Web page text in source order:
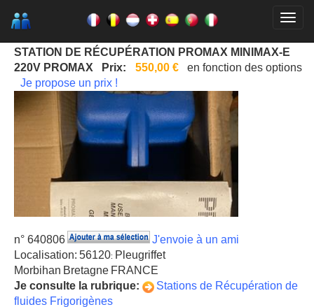
STATION DE RÉCUPÉRATION PROMAX MINIMAX-E
220V PROMAX
Prix: 550,00 €
en fonction des options
Je propose un prix !
n° 640806
J'envoie à un ami
Localisation: 56120: Pleugriffet
Morbihan Bretagne FRANCE
Je consulte la rubrique:
Stations de Récupération de
fluides Frigorigènes